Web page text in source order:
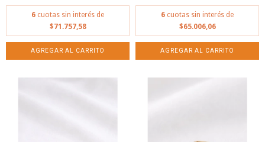
6 cuotas sin interés de
$71.757,58
6 cuotas sin interés de
$65.006,06